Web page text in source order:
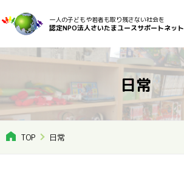
一人の子どもや若者も取り残さない社会を
認定NPO法人さいたまユースサポートネット
日常
TOP 日常